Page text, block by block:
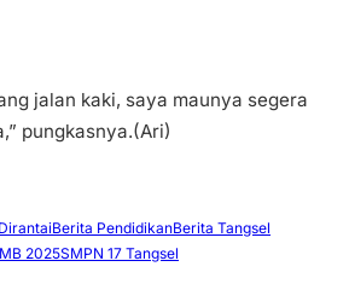
jalan kaki, saya maunya segera
pungkasnya.(Ari)
Berita PendidikanBerita Tangsel
2025SMPN 17 Tangsel